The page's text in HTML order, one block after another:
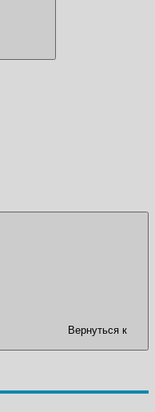
Вернуться к